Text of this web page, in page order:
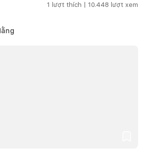
1 lượt thích | 10.448 lượt xem